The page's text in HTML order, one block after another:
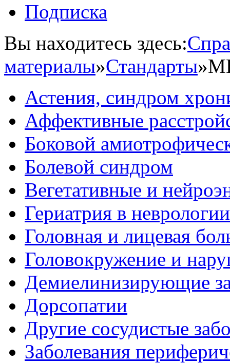
Подписка
Вы находитесь здесь:
материалы»Стандарты»
Астения, синдром
Аффективные
Боковой
Болевой синдром
Вегетативные и
Гериатрия в неврологии
Головная и лицевая
Головокружение и
Демиелинизирующие
Дорсопатии
Другие сосудистые
Заболевания